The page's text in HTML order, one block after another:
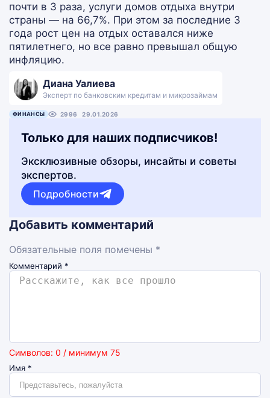
почти в 3 раза, услуги домов отдыха внутри
страны — на 66,7%. При этом за последние 3
года рост цен на отдых оставался ниже
пятилетнего, но все равно превышал общую
инфляцию.
Диана Уалиева
Эксперт по банковским кредитам и микрозаймам
ФИНАНСЫ 2996 29.01.2026
Только для наших подписчиков!
Эксклюзивные обзоры, инсайты и советы
экспертов.
Подробности
Добавить комментарий
Обязательные поля помечены *
Комментарий *
Символов: 0 / минимум 75
Имя *